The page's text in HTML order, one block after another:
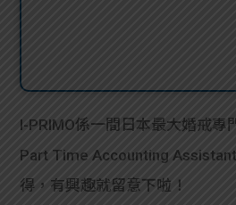
I-PRIMO係一間日本最大婚戒專
Part Time Accounting
得，有興趣就留意下啦！